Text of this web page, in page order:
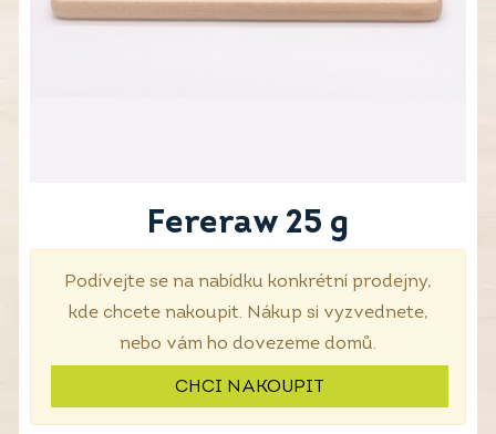
Fereraw 25 g
Podívejte se na nabídku konkrétní prodejny,
kde chcete nakoupit. Nákup si vyzvednete,
nebo vám ho dovezeme domů.
CHCI NAKOUPIT